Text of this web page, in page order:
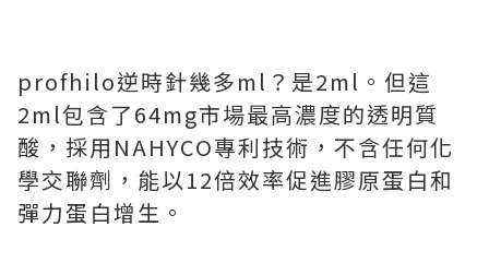
profhilo逆時針幾多ml？是2ml。但這
2ml包含了64mg市場最高濃度的透明質
酸，採用NAHYCO專利技術，不含任何化
學交聯劑，能以12倍效率促進膠原蛋白和
彈力蛋白增生。